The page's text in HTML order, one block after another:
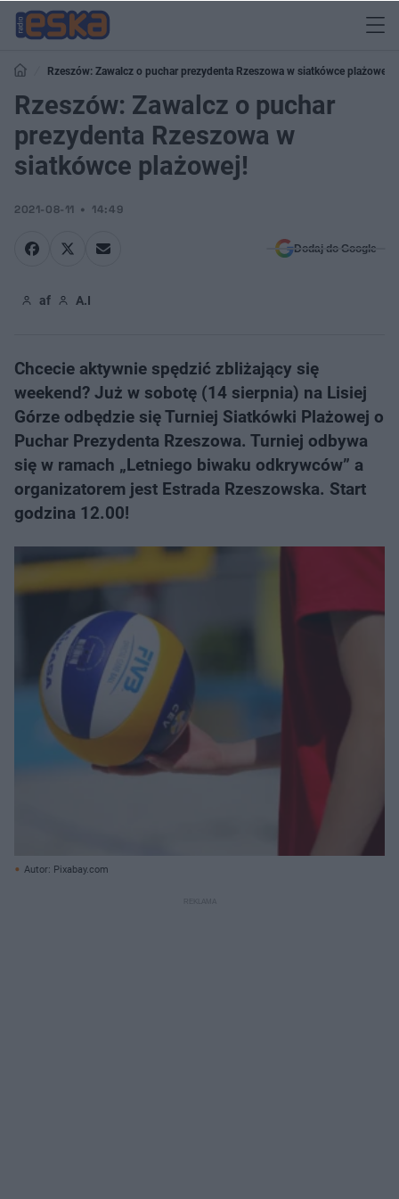
Rzeszów: Zawalcz o puchar prezydenta Rzeszowa w siatkówce plażowej!
Rzeszów: Zawalcz o puchar
prezydenta Rzeszowa w
siatkówce plażowej!
2021-08-11 14:49
Dodaj do Google
af A.I
Chcecie aktywnie spędzić zbliżający się
weekend? Już w sobotę (14 sierpnia) na Lisiej
Górze odbędzie się Turniej Siatkówki Plażowej o
Puchar Prezydenta Rzeszowa. Turniej odbywa
się w ramach „Letniego biwaku odkrywców” a
organizatorem jest Estrada Rzeszowska. Start
godzina 12.00!
Autor: Pixabay.com